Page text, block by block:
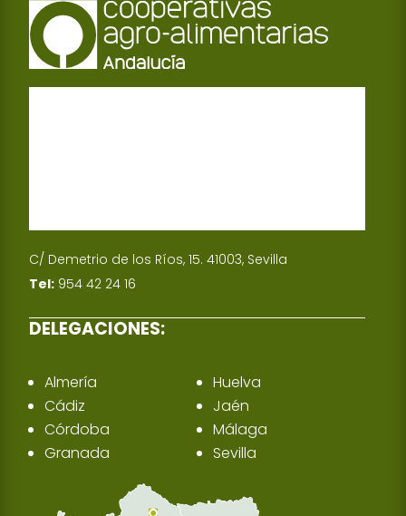
C/ Demetrio de los Ríos, 15. 41003, Sevilla
Tel: 954 42 24 16
DELEGACIONES:
Almería
Cádiz
Córdoba
Granada
Huelva
Jaén
Málaga
Sevilla